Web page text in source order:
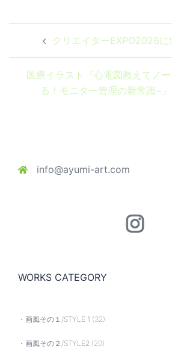
ン
クリエイターEXPO2026に
医療イラスト『心電図教えてノ
る！モニター管理の新常識−
info@ayumi-art.com
WORKS CATEGORY
・画風その１/STYLE 1 (32)
・画風その２/STYLE2 (20)